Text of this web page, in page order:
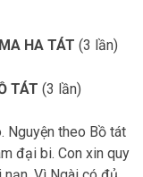
HA TÁT (3 lần)
TÁT (3 lần)
Nguyện theo Bồ tát
đại bi. Con xin quy